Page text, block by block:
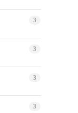
3
3
3
3